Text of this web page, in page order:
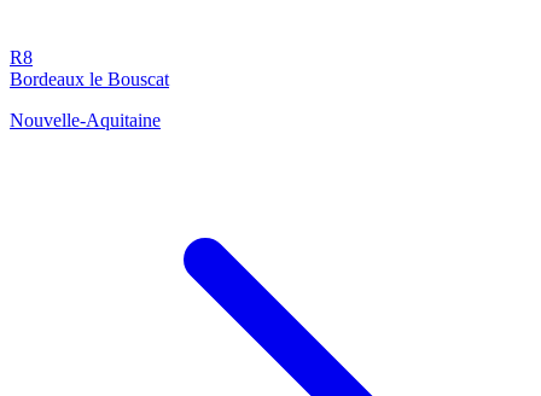
R8
Bordeaux le Bouscat
Nouvelle-Aquitaine